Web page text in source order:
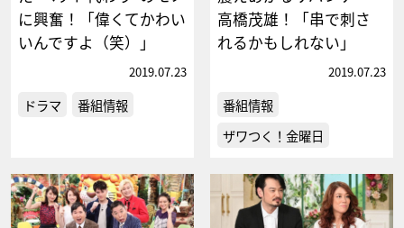
に興奮！「偉くてかわい
いんですよ（笑）」
2019.07.23
ドラマ 番組情報
高橋茂雄！「串で刺さ
れるかもしれない」
2019.07.23
番組情報
ザワつく！金曜日